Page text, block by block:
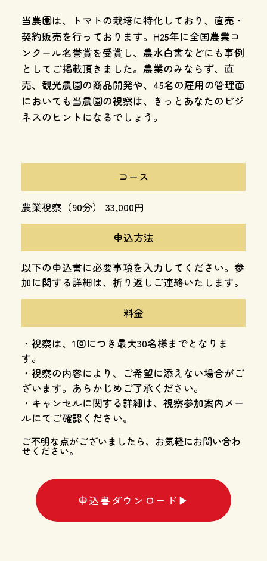
当農園は、トマトの栽培に特化しており、直売・
契約販売を行っております。H25年に全国農業コ
ンクール名誉賞を受賞し、農水白書などにも事例
としてご掲載頂きました。農業のみならず、直
売、観光農園の商品開発や、45名の雇用の管理面
においても当農園の視察は、きっとあなたのビジ
ネスのヒントになるでしょう。
コース
農業視察（90分） 33,000円
申込方法
以下の申込書に必要事項を入力してください。参
加に関する詳細は、折り返しご連絡いたします。
料金
・視察は、1回につき最大30名様までとなりま
す。
・視察の内容により、ご希望に添えない場合がご
ざいます。あらかじめご了承ください。
・キャンセルに関する詳細は、視察参加案内メー
ルにてご確認ください。
ご不明な点がございましたら、お気軽にお問い合わ
せください。
申込書ダウンロード▶︎